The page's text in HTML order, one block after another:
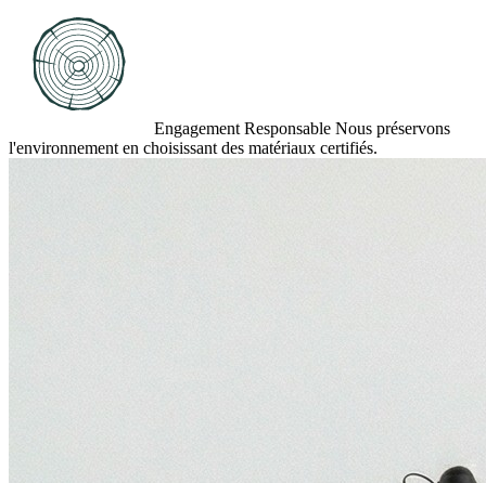
Engagement Responsable Nous préservons
l'environnement en choisissant des matériaux certifiés.